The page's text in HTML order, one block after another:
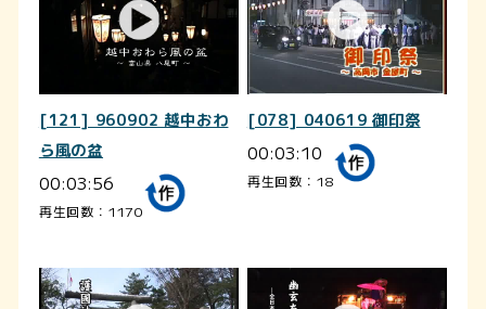
[121] 960902 越中おわ
ら風の盆
00:03:56
再生回数：1170
[078] 040619 御印祭
00:03:10
再生回数：18